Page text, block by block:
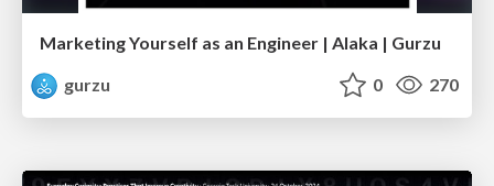
Marketing Yourself as an Engineer | Alaka | Gurzu
gurzu
0 270